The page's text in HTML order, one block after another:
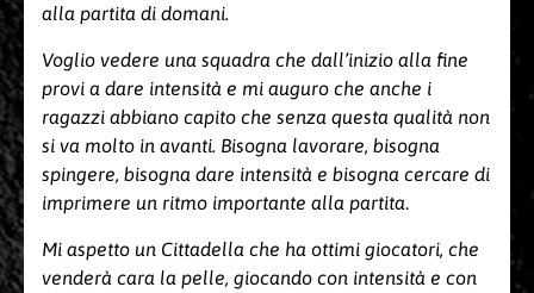
alla partita di domani.
Voglio vedere una squadra che dall’inizio alla fine
provi a dare intensità e mi auguro che anche i
ragazzi abbiano capito che senza questa qualità non
si va molto in avanti. Bisogna lavorare, bisogna
spingere, bisogna dare intensità e bisogna cercare di
imprimere un ritmo importante alla partita.
Mi aspetto un Cittadella che ha ottimi giocatori, che
venderà cara la pelle, giocando con intensità e con